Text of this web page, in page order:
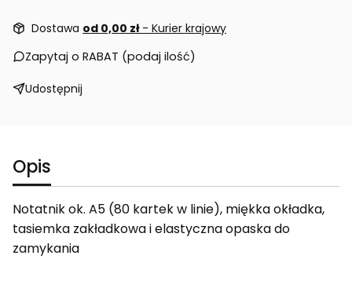
Dostawa od 0,00 zł - Kurier krajowy
Zapytaj o RABAT (podaj ilość)
Udostępnij
Opis
Notatnik ok. A5 (80 kartek w linie), miękka okładka,
tasiemka zakładkowa i elastyczna opaska do
zamykania